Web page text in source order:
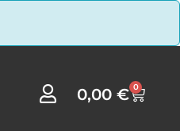
0,00€ 0